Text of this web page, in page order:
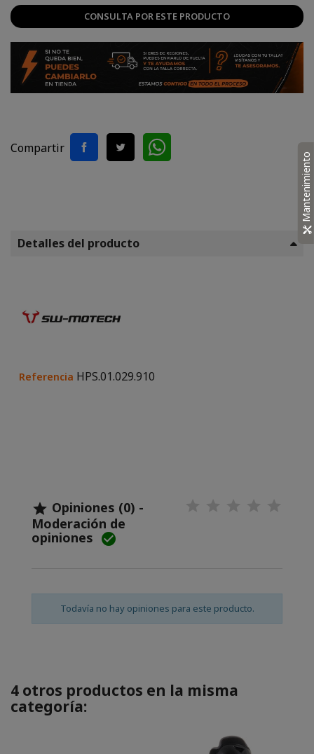
CONSULTA POR ESTE PRODUCTO
Compartir
Detalles del producto
Referencia HPS.01.029.910
 Opiniones (0) -
Moderación de
opiniones 
Todavía no hay opiniones para este producto.
4 otros productos en la misma
categoría:
Mantenimiento